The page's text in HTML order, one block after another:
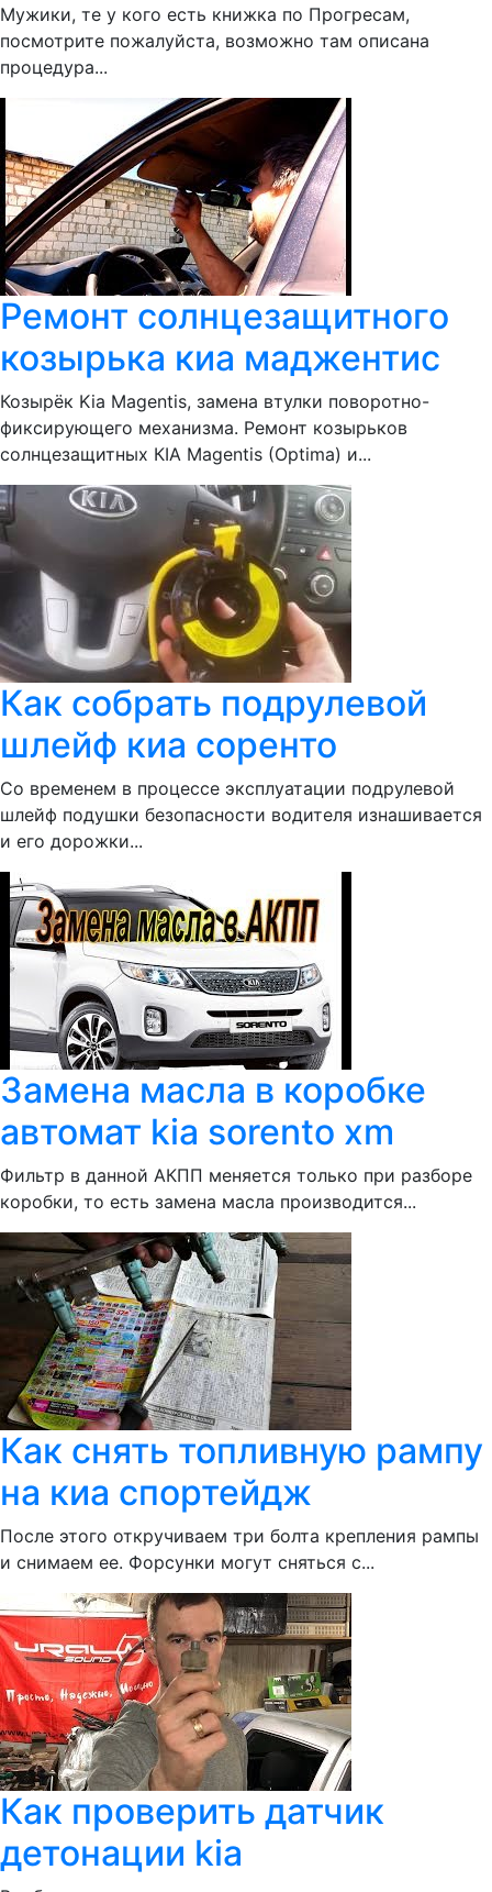
Мужики, те у кого есть книжка по Прогресам,
посмотрите пожалуйста, возможно там описана
процедура...
Ремонт солнцезащитного
козырька киа маджентис
Козырёк Kia Magentis, замена втулки поворотно-
фиксирующего механизма. Ремонт козырьков
солнцезащитных КIA Magentis (Optima) и...
Как собрать подрулевой
шлейф киа соренто
Со временем в процессе эксплуатации подрулевой
шлейф подушки безопасности водителя изнашивается
и его дорожки...
Замена масла в коробке
автомат kia sorento xm
Фильтр в данной АКПП меняется только при разборе
коробки, то есть замена масла производится...
Как снять топливную рампу
на киа спортейдж
После этого откручиваем три болта крепления рампы
и снимаем ее. Форсунки могут сняться с...
Как проверить датчик
детонации kia